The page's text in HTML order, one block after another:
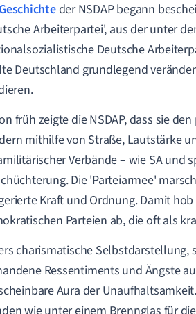
Geschichteder NSDAP begann
Arbeiterpartei', aus der unter
Deutsche
Deutschland grundlegend
früh zeigte die NSDAP, dass sie
mithilfe von Straße, Lautstärke
Verbände – wie SA und
Die 'Parteiarmee'
Kraft und Ordnung. Damit
Parteien ab, die oft als
charismatische Selbstdarstellung,
Ressentiments und Ängste
Aura der